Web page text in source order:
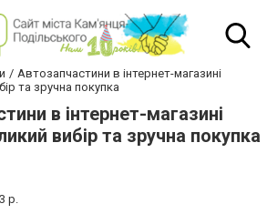
Автозапчастини в інтернет-магазині
та зручна покупка
в інтернет-магазині
вибір та зручна покупка
р.